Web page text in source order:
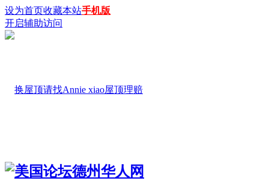
设为首页收藏本站手机版
开启辅助访问